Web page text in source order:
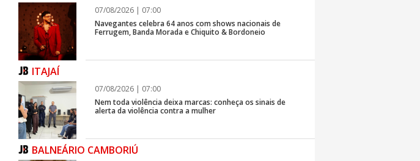
07/08/2026 | 07:00
Navegantes celebra 64 anos com shows nacionais de
Ferrugem, Banda Morada e Chiquito & Bordoneio
ITAJAÍ
07/08/2026 | 07:00
Nem toda violência deixa marcas: conheça os sinais de
alerta da violência contra a mulher
BALNEÁRIO CAMBORIÚ